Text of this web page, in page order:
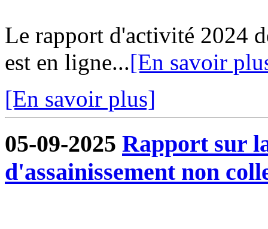
Le rapport d'activité 2024
est en ligne...[En savoir
[En savoir plus]
05-09-2025 Rapport sur
d'assainissement non